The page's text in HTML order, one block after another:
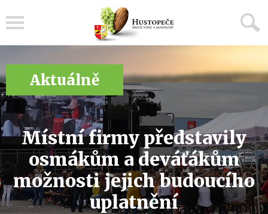
Aktuálně
Místní firmy představily
osmákům a deváťákům
možnosti jejich budoucího
uplatnění